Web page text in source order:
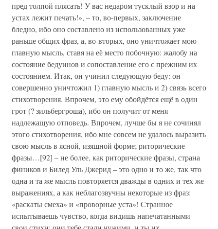
пред толпой плясать! У вас недаром тусклый взор и на
устах лежит печать!», – то, во-первых, заключение
бледно, ибо оно составлено из использованных уже
раньше общих фраз, а, во-вторых, оно уничтожает мою
главную мысль, ставя на её место побочную: жалобу на
состояние бедуинов и сопоставление его с прежним их
состоянием. Итак, он учинил следующую беду: он
совершенно уничтожил 1) главную мысль и 2) связь всего
стихотворения. Впрочем, это ему обойдётся ещё в один
грот (? зильбергроша), ибо он получит от меня
надлежащую отповедь. Впрочем, лучше бы я не сочинял
этого стихотворения, ибо мне совсем не удалось выразить
свою мысль в ясной, изящной форме; риторические
фразы…[92] – не более, как риторические фразы, страна
фиников и Билед Уль Джерид – это одно и то же, так что
одна и та же мысль повторяется дважды в одних и тех же
выражениях, а как неблагозвучны некоторые из фраз:
«раскаты смеха» и «проворные уста»! Странное
испытываешь чувство, когда видишь напечатанными